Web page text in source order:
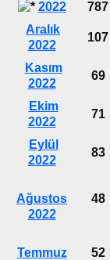
2022 787
Aralık
2022
107
Kasım
2022
69
Ekim
2022
71
Eylül
2022
83
Ağustos
2022
48
Temmuz
52